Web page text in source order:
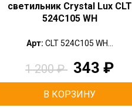
светильник Crystal Lux CLT
524C105 WH
Арт: CLT 524C105 WH...
1 200₽ 343₽
В КОРЗИНУ